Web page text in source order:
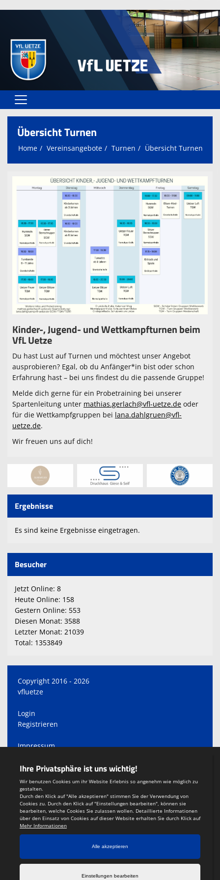
Home
Vereinsformulare
Spielpläne
Sponsoren
Trainingszeiten
KameraInfo
Übersicht Turnen
Home Vereinsangebote Turnen Übersicht Turnen
Kinder-, Jugend- und Wettkampfturnen beim
VfL Uetze
Du hast Lust auf Turnen und möchtest unser Angebot
ausprobieren? Egal, ob du Anfänger*in bist oder schon
Erfahrung hast – bei uns findest du die passende Gruppe!
Melde dich gerne für ein Probetraining bei unserer
Spartenleitung unter mathias.gerlach@vfl-uetze.de oder
für die Wettkampfgruppen bei lana.dahlgruen@vfl-
uetze.de.
Wir freuen uns auf dich!
Ergebnisse
Es sind keine Ergebnisse eingetragen.
Besucher
Jetzt Online: 8
Heute Online: 158
Gestern Online: 553
Diesen Monat: 3588
Letzter Monat: 21039
Total: 1353849
Copyright 2016 - 2026
vfluetze
Login
Registrieren
Impressum
Teamsports 2
Dein Sportverein online